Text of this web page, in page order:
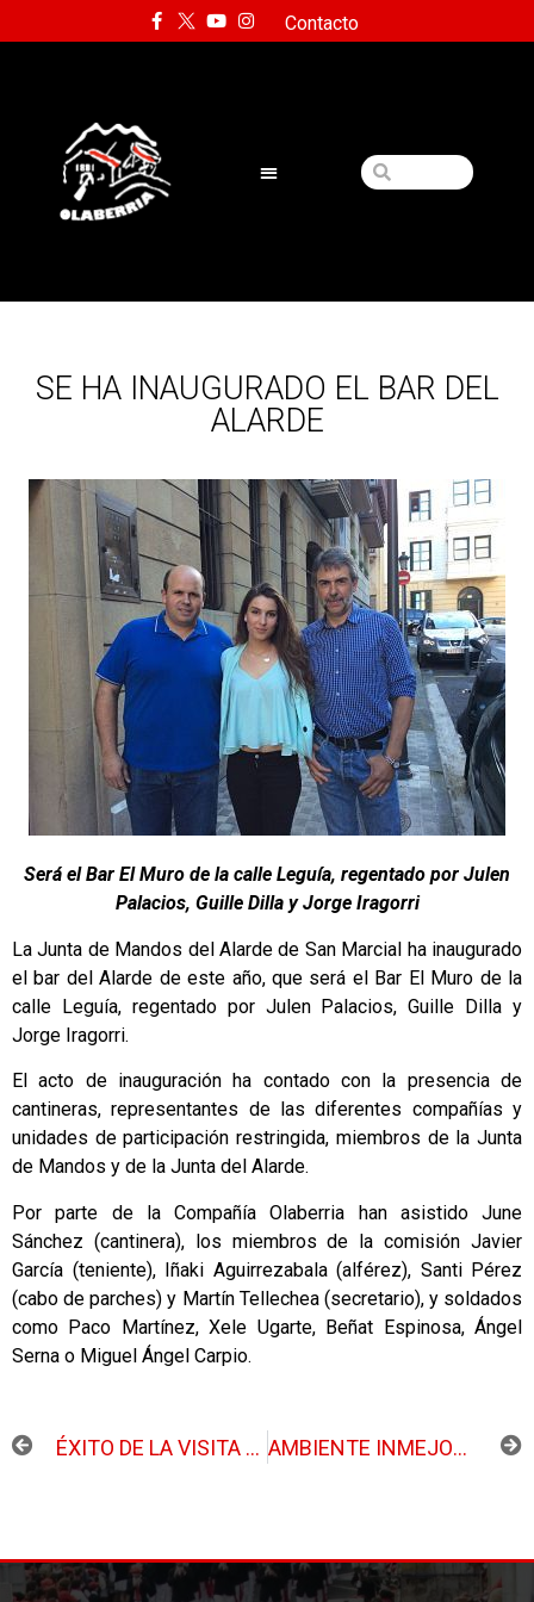
Contacto
SE HA INAUGURADO EL BAR DEL
ALARDE
Será el Bar El Muro de la calle Leguía, regentado por Julen
Palacios, Guille Dilla y Jorge Iragorri
La Junta de Mandos del Alarde de San Marcial ha inaugurado
el bar del Alarde de este año, que será el Bar El Muro de la
calle Leguía, regentado por Julen Palacios, Guille Dilla y
Jorge Iragorri.
El acto de inauguración ha contado con la presencia de
cantineras, representantes de las diferentes compañías y
unidades de participación restringida, miembros de la Junta
de Mandos y de la Junta del Alarde.
Por parte de la Compañía Olaberria han asistido June
Sánchez (cantinera), los miembros de la comisión Javier
García (teniente), Iñaki Aguirrezabala (alférez), Santi Pérez
(cabo de parches) y Martín Tellechea (secretario), y soldados
como Paco Martínez, Xele Ugarte, Beñat Espinosa, Ángel
Serna o Miguel Ángel Carpio.
ÉXITO DE LA VISITA GUIADA POR LOS LÍMITES HISTÓRICOS DE OLABERRIA AMBIENTE INMEJORABLE EN LA CENA DE CANTINERAS